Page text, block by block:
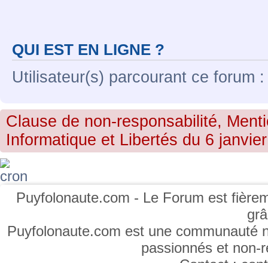
QUI EST EN LIGNE ?
Utilisateur(s) parcourant ce forum
Clause de non-responsabilité,
Informatique et Libertés du 6
Puyfolonaute.com - Le Forum est
Puyfolonaute.com est une communauté
passionnés et